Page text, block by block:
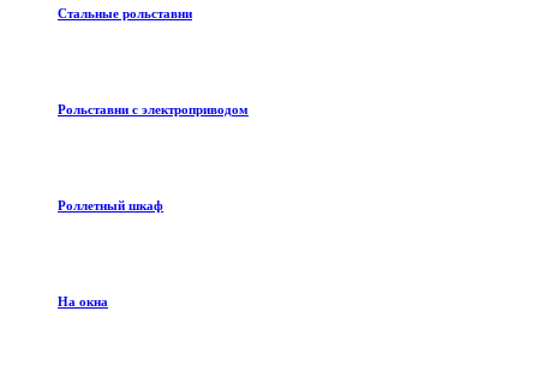
Стальные рольставни
Рольставни с электроприводом
Роллетный шкаф
На окна